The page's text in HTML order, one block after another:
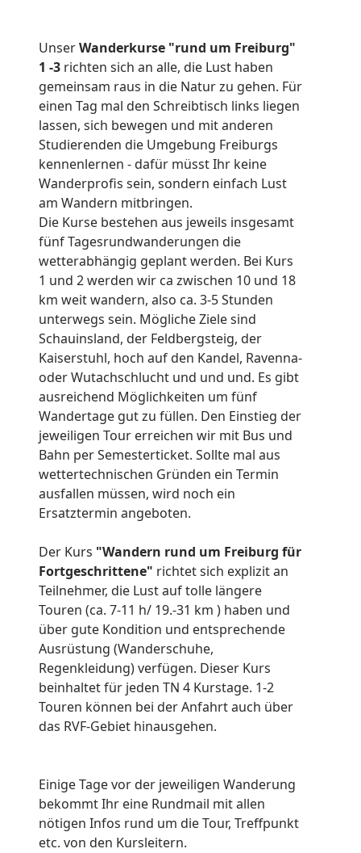
UnserWanderkurse "rund um Freiburg"
1 -3 richten sich an alle, die Lust haben
gemeinsam raus in die Natur zu gehen. Für
einen Tag mal den Schreibtisch links liegen
lassen, sich bewegen und mit anderen
Studierenden die Umgebung Freiburgs
kennenlernen - dafür müsst Ihr keine
Wanderprofis sein, sondern einfach Lust
am Wandern mitbringen.
Die Kurse bestehen aus jeweils insgesamt
fünf Tagesrundwanderungen die
wetterabhängig geplant werden. Bei Kurs
1 und 2 werden wir ca zwischen 10 und 18
km weit wandern, also ca. 3-5 Stunden
unterwegs sein. Mögliche Ziele sind
Schauinsland, der Feldbergsteig, der
Kaiserstuhl, hoch auf den Kandel, Ravenna-
oder Wutachschlucht und und und. Es gibt
ausreichend Möglichkeiten um fünf
Wandertage gut zu füllen. Den Einstieg der
jeweiligen Tour erreichen wir mit Bus und
Bahn per Semesterticket. Sollte mal aus
wettertechnischen Gründen ein Termin
ausfallen müssen, wird noch ein
Ersatztermin angeboten.
Der Kurs "Wandern rund um Freiburg für
Fortgeschrittene" richtet sich explizit an
Teilnehmer, die Lust auf tolle längere
Touren (ca. 7-11 h/ 19.-31 km ) haben und
über gute Kondition und entsprechende
Ausrüstung (Wanderschuhe,
Regenkleidung) verfügen. Dieser Kurs
beinhaltet für jeden TN 4 Kurstage. 1-2
Touren können bei der Anfahrt auch über
das RVF-Gebiet hinausgehen.
Einige Tage vor der jeweiligen Wanderung
bekommt Ihr eine Rundmail mit allen
nötigen Infos rund um die Tour, Treffpunkt
etc. von den Kursleitern.